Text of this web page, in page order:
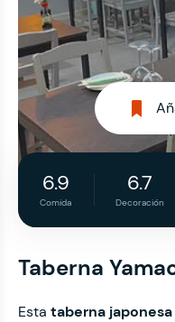
6.9
Comida
6.7
Decoración
Taberna
Esta taberna japonesa